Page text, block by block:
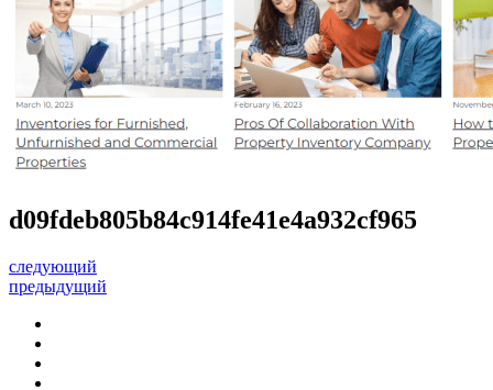
d09fdeb805b84c914fe41e4a932cf965
следующий
предыдущий